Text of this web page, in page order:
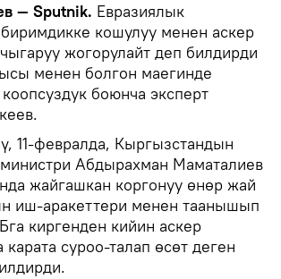
— Sputnik. Евразиялык
кошулуу менен аскер
жогорулайт деп билдирди
менен болгон маегинде
боюнча эксперт
11-февралда, Кыргызстандын
Абдырахман Маматалиев
жайгашкан коргонуу өнөр жай
иш-аракеттери менен таанышып
киргенден кийин аскер
суроо-талап өсөт деген